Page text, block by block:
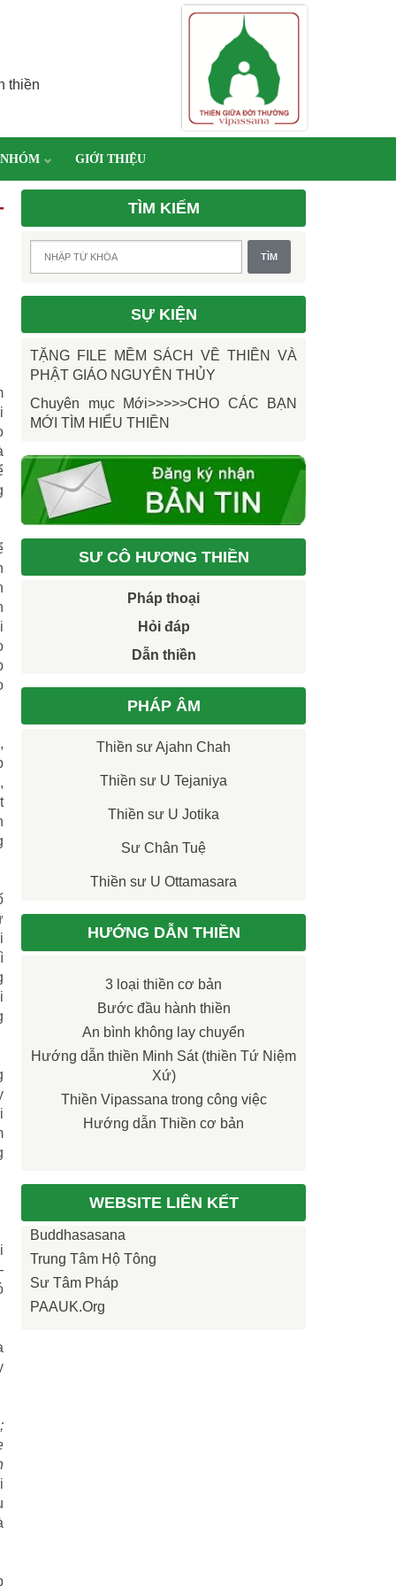
thiền
GIỚI THIỆU
TÌM KIẾM
SỰ KIỆN
TẶNG FILE MỀM SÁCH VỀ THIỀN VÀ
PHẬT GIÁO NGUYÊN THỦY
Chuyên mục Mới>>>>>CHO CÁC BẠN
MỚI TÌM HIỂU THIỀN
SƯ CÔ HƯƠNG THIỀN
Pháp thoại
Hỏi đáp
Dẫn thiền
PHÁP ÂM
Thiền sư Ajahn Chah
Thiền sư U Tejaniya
Thiền sư U Jotika
Sư Chân Tuệ
Thiền sư U Ottamasara
HƯỚNG DẪN THIỀN
3 loại thiền cơ bản
Bước đầu hành thiền
An bình không lay chuyển
Hướng dẫn thiền Minh Sát (thiền Tứ Niệm
Xứ)
Thiền Vipassana trong công việc
Hướng dẫn Thiền cơ bản
WEBSITE LIÊN KẾT
Buddhasasana
Trung Tâm Hộ Tông
Sư Tâm Pháp
PAAUK.org